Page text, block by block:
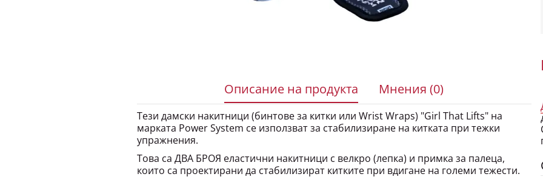
Тези дамски накитници (бинтове за китки или Wrist Wraps) "Girl That Lifts" на
марката Power System се използват за стабилизиране на китката при тежки
упражнения.
Това са ДВА БРОЯ еластични накитници с велкро (лепка) и примка за палеца,
които са проектирани да стабилизират китките при вдигане на големи тежести.